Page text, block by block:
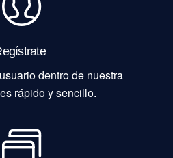
dentro de nuestra
rápido y sencillo.